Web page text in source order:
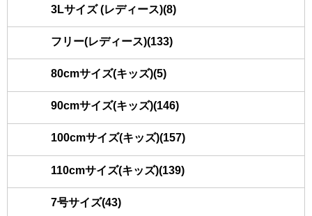
3Lサイズ (レディース)(8)
フリー(レディース)(133)
80cmサイズ(キッズ)(5)
90cmサイズ(キッズ)(146)
100cmサイズ(キッズ)(157)
110cmサイズ(キッズ)(139)
7号サイズ(43)